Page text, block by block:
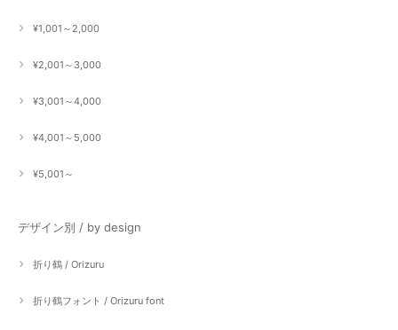
¥1,001～2,000
¥2,001～3,000
¥3,001～4,000
¥4,001～5,000
¥5,001～
デザイン別 / by design
折り鶴 / Orizuru
折り鶴フォント / Orizuru font